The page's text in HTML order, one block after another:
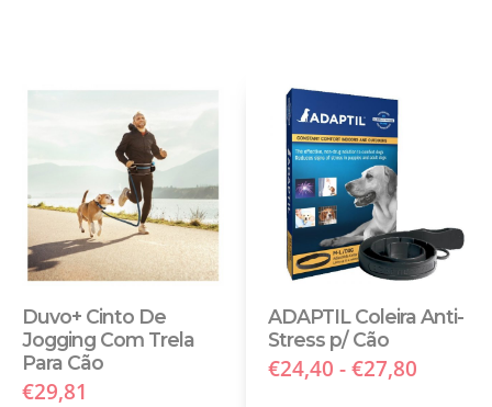
Duvo+ Cinto De
Jogging Com Trela
Para Cão
€29,81
ADAPTIL Coleira Anti-
Stress p/ Cão
€24,40 - €27,80